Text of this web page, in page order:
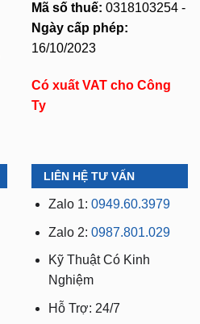
Mã số thuế: 0318103254 -
Ngày cấp phép:
16/10/2023
Có xuất VAT cho Công
Ty
LIÊN HỆ TƯ VẤN
Zalo 1: 0949.60.3979
Zalo 2: 0987.801.029
Kỹ Thuật Có Kinh
Nghiệm
Hỗ Trợ: 24/7